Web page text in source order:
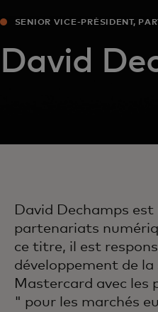
SENIOR VICE-PRÉSIDENT,
David
David Dechamps est
partenariats
ce titre, il est
développement de
Mastercard avec les
" pour les marchés